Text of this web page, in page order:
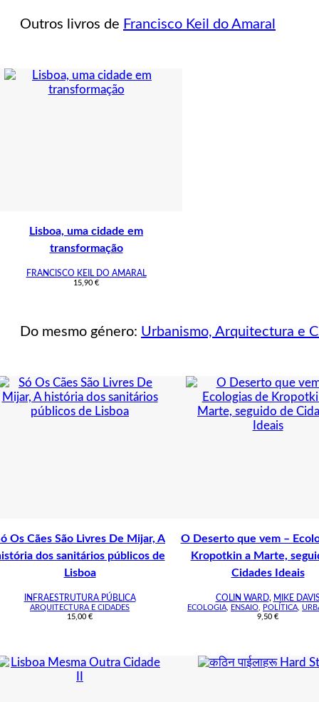
amor
materiais
Outros livros de Francisco Keil do Amaral
Lisboa, uma cidade em
transformação
FRANCISCO KEIL DO AMARAL
15,90 €
Do mesmo género: Urbanismo, Arquitectura e
Os Cães São Livres De Mijar, A
dos sanitários públicos de
Lisboa
INFRAESTRUTURA PÚBLICA
ARQUITECTURA E CIDADES
15,00 €
O Deserto que vem –
Kropotkin a Marte,
Cidades Ideais
COLIN WARD, MIKE
ECOLOGIA ENSAIO POLÍTICA
9,50 €